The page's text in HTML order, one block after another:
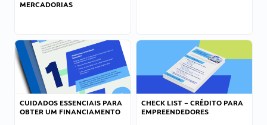
MERCADORIAS
CUIDADOS ESSENCIAIS PARA
OBTER UM FINANCIAMENTO
CHECK LIST – CRÉDITO PARA
EMPREENDEDORES